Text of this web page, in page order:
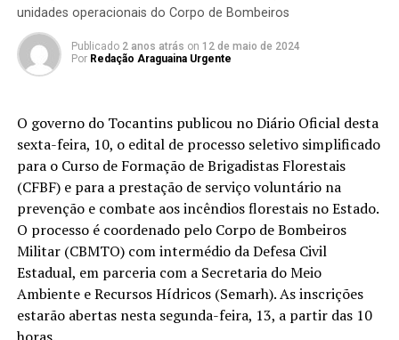
unidades operacionais do Corpo de Bombeiros
Publicado 2 anos atrás on 12 de maio de 2024
Por Redação Araguaina Urgente
O governo do Tocantins publicou no Diário Oficial desta
sexta-feira, 10, o edital de processo seletivo simplificado
para o Curso de Formação de Brigadistas Florestais
(CFBF) e para a prestação de serviço voluntário na
prevenção e combate aos incêndios florestais no Estado.
O processo é coordenado pelo Corpo de Bombeiros
Militar (CBMTO) com intermédio da Defesa Civil
Estadual, em parceria com a Secretaria do Meio
Ambiente e Recursos Hídricos (Semarh). As inscrições
estarão abertas nesta segunda-feira, 13, a partir das 10